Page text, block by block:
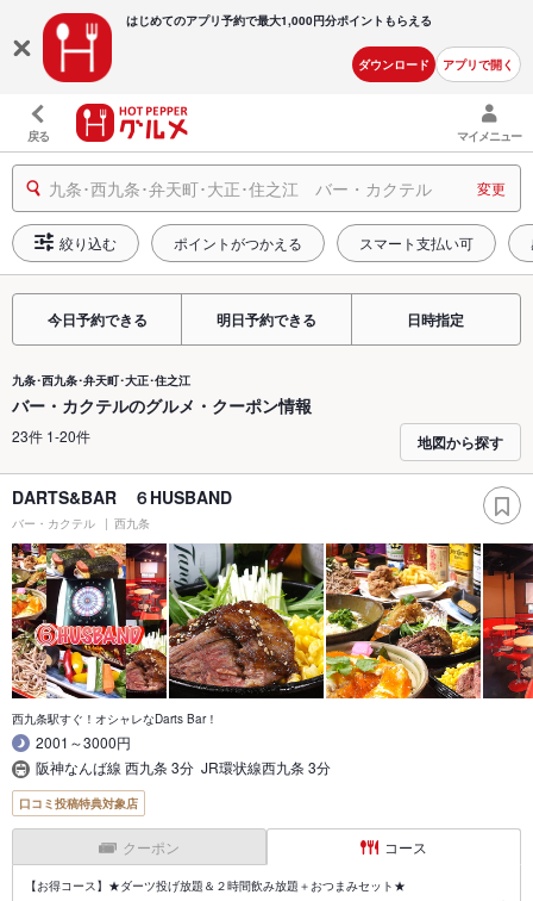
はじめてのアプリ予約で最大1,000円分ポイントもらえる
ダウンロード アプリで開く
戻る マイメニュー
九条･西九条･弁天町･大正･住之江 バー・カクテル 変更
絞り込む ポイントがつかえる スマート支払い可
今日予約できる 明日予約できる 日時指定
九条･西九条･弁天町･大正･住之江
バー・カクテルのグルメ・クーポン情報
23件 1-20件 地図から探す
DARTS&BAR ６HUSBAND
バー・カクテル 西九条
西九条駅すぐ！オシャレなDarts Bar！
2001～3000円
阪神なんば線 西九条 3分 JR環状線西九条 3分
口コミ投稿特典対象店
クーポン コース
【お得コース】★ダーツ投げ放題＆２時間飲み放題＋おつまみセット★